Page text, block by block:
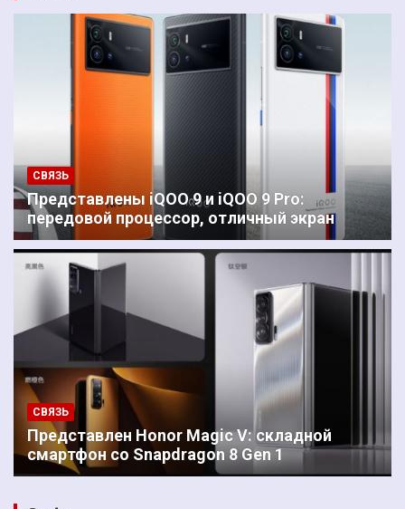
СВЯЗЬ
Представлены iQOO 9 и iQOO 9 Pro:
передовой процессор, отличный экран
СВЯЗЬ
Представлен Honor Magic V: складной
смартфон со Snapdragon 8 Gen 1